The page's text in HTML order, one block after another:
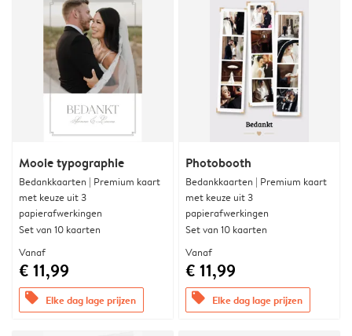
Mooie typographie
Bedankkaarten | Premium kaart
met keuze uit 3
papierafwerkingen
Set van 10 kaarten
Vanaf
€ 11,99
offers Elke dag lage prijzen
Photobooth
Bedankkaarten | Premium kaart
met keuze uit 3
papierafwerkingen
Set van 10 kaarten
Vanaf
€ 11,99
offers Elke dag lage prijzen